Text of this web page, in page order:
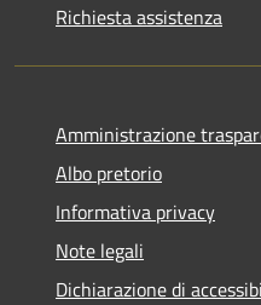
Richiesta assistenza
Amministrazione
Albo pretorio
Informativa privacy
Note legali
Dichiarazione di